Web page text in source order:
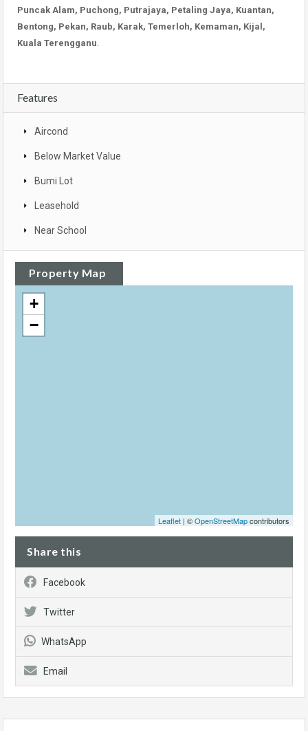
Puncak Alam, Puchong, Putrajaya, Petaling Jaya, Kuantan,
Bentong, Pekan, Raub, Karak, Temerloh, Kemaman, Kijal,
Kuala Terengganu.
Features
Aircond
Below Market Value
Bumi Lot
Leasehold
Near School
Property Map
+
−
Leaflet | ©OpenStreetMapcontributors
Share this
Facebook
Twitter
WhatsApp
Email